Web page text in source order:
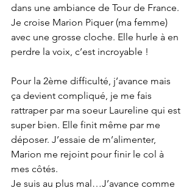
dans une ambiance de Tour de France.
Je croise Marion Piquer (ma femme)
avec une grosse cloche. Elle hurle à en
perdre la voix, c’est incroyable !
Pour la 2ème difficulté, j’avance mais
ça devient compliqué, je me fais
rattraper par ma soeur Laureline qui est
super bien. Elle finit même par me
déposer. J’essaie de m’alimenter,
Marion me rejoint pour finir le col à
mes côtés.
Je suis au plus mal…J’avance comme